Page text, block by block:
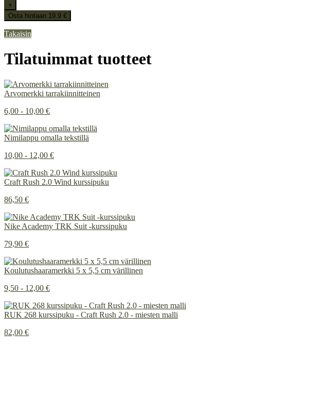
+
Osta hintaan 19.9 €
Takaisin
Tilatuimmat tuotteet
Arvomerkki tarrakiinnitteinen
6,00 - 10,00 €
Nimilappu omalla tekstillä
10,00 - 12,00 €
Craft Rush 2.0 Wind kurssipuku
86,50 €
Nike Academy TRK Suit -kurssipuku
79,90 €
Koulutushaaramerkki 5 x 5,5 cm värillinen
9,50 - 12,00 €
RUK 268 kurssipuku - Craft Rush 2.0 - miesten malli
82,00 €